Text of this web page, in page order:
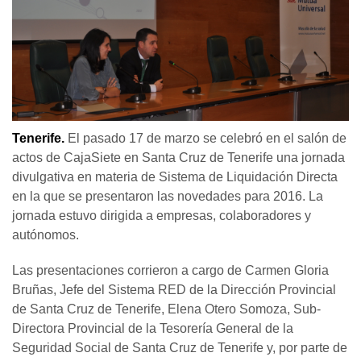
Tenerife. El pasado 17 de marzo se celebró en el salón de
actos de CajaSiete en Santa Cruz de Tenerife una jornada
divulgativa en materia de Sistema de Liquidación Directa
en la que se presentaron las novedades para 2016. La
jornada estuvo dirigida a empresas, colaboradores y
autónomos.
Las presentaciones corrieron a cargo de Carmen Gloria
Bruñas, Jefe del Sistema RED de la Dirección Provincial
de Santa Cruz de Tenerife, Elena Otero Somoza, Sub-
Directora Provincial de la Tesorería General de la
Seguridad Social de Santa Cruz de Tenerife y, por parte de